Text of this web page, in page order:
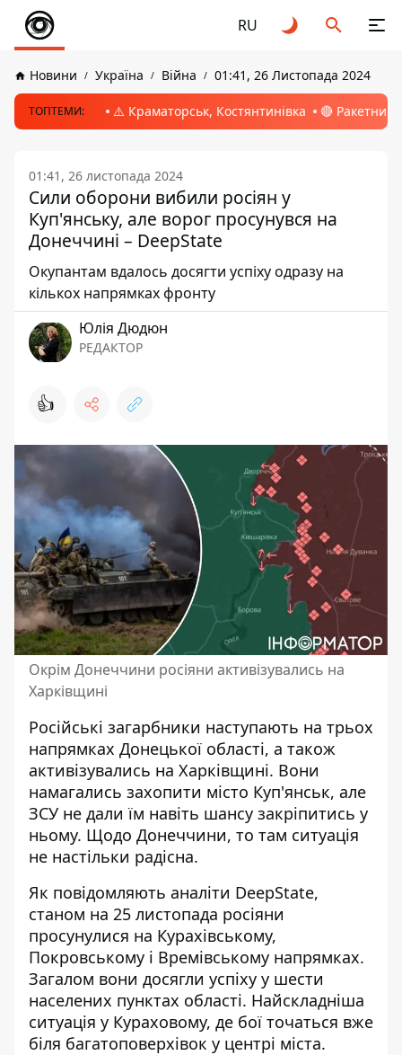
RU
Новини Україна Війна 01:41, 26 Листопада 2024
ТОПТЕМИ: ⚠️ Краматорськ, Костянтинівка 🔴 Ракетний
01:41, 26 листопада 2024
Сили оборони вибили росіян у
Куп'янську, але ворог просунувся на
Донеччині – DeepState
Окупантам вдалось досягти успіху одразу на
кількох напрямках фронту
Юлія Дюдюн
РЕДАКТОР
👍
Окрім Донеччини росіяни активізувались на
Харківщині
Російські загарбники наступають на трьох
напрямках Донецької області, а також
активізувались на Харківщині. Вони
намагались захопити місто Куп'янськ, але
ЗСУ не дали їм навіть шансу закріпитись у
ньому. Щодо Донеччини, то там ситуація
не настільки радісна.
Як повідомляють аналіти DeepState,
станом на 25 листопада росіяни
просунулися на Курахівському,
Покровському і Времівському напрямках.
Загалом вони досягли успіху у шести
населених пунктах області. Найскладніша
ситуація у Кураховому, де бої точаться вже
біля багатоповерхівок у центрі міста.